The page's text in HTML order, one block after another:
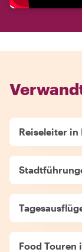
Reiseleiter in
Food Touren